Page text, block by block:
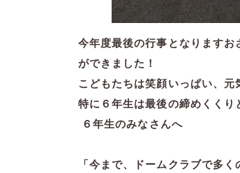
今年度最後の行事となります
ができました！
こどもたちは笑顔いっぱい、元
特に６年生は最後の締めくくり
６年生のみなさんへ
「今まで、ドームクラブで多